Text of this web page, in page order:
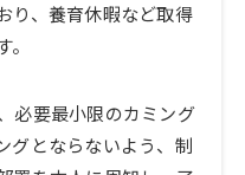
り、養育休暇など取得
必要最小限のカミング
グとならないよう、制